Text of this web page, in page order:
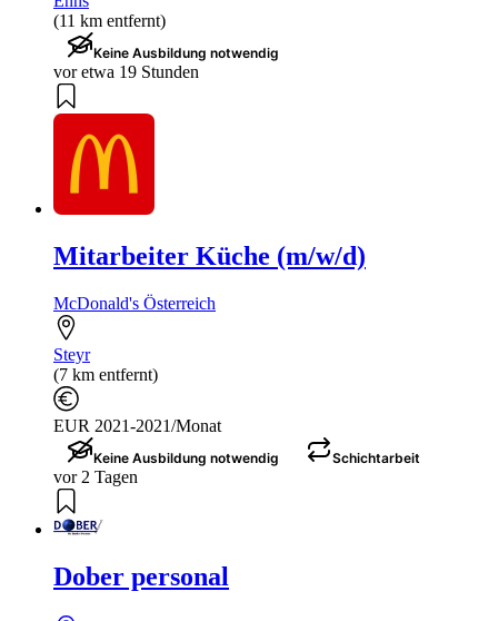
(11 km entfernt)
Keine Ausbildung notwendig
vor etwa 19 Stunden
Mitarbeiter Küche (m/w/d)
McDonald's Österreich
Steyr
(7 km entfernt)
EUR 2021-2021/Monat
Keine Ausbildung notwendig Schichtarbeit
vor 2 Tagen
Dober personal